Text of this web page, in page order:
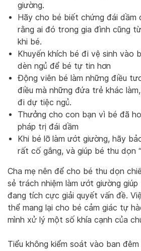
giường.
Hãy cho bé biết chứng đái
rằng ai đó trong gia đình cũng
khi bé.
Khuyến khích bé đi vệ sinh vào
dèn ngủ để bé tự tin hơn
Động viên bé làm những điều
điều mà những đứa trẻ khác
đi dự tiệc ngủ.
Thưởng cho con bạn vì bé đã
pháp trị đái dầm
Khi bé lỡ làm ướt giường, hãy
rất cố gắng, và giúp bé thu dọn
Cha mẹ nên để cho bé thu dọn
sẻ trách nhiệm làm ướt giường
đang tích cực giải quyết vấn đề.
thể mang lại cho bé cảm giác tự
mình xử lý một số khía cạnh của
Tiểu không kiểm soát vào ban